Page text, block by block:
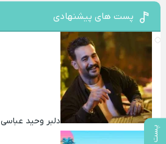
پست های پیشنهادی
دلبر وحید عباسی